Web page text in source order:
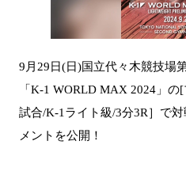
9月29日(日)国立代々木競技場
「K-1 WORLD MAX 2024」
試合/K-1ライト級/3分3R］で
メントを公開！